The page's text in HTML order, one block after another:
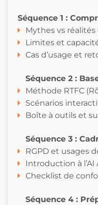
Séquence 1 :
Mythes vs réalités
Limites et
Cas d’usage et
Séquence 2 :
Méthode RTFC
Scénarios
Boîte à outils et
Séquence 3 :
RGPD et usages
Introduction à
Checklist de
Séquence 4 :